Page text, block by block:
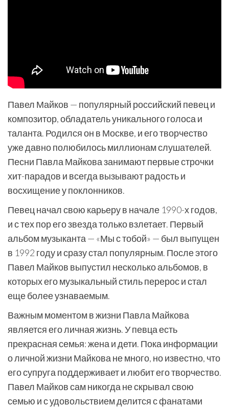
Павел Майков — популярный российский певец и
композитор, обладатель уникального голоса и
таланта. Родился он в Москве, и его творчество
уже давно полюбилось миллионам слушателей.
Песни Павла Майкова занимают первые строчки
хит-парадов и всегда вызывают радость и
восхищение у поклонников.
Певец начал свою карьеру в начале 1990-х годов,
и с тех пор его звезда только взлетает. Первый
альбом музыканта — «Мы с тобой» — был выпущен
в 1992 году и сразу стал популярным. После этого
Павел Майков выпустил несколько альбомов, в
которых его музыкальный стиль перерос и стал
еще более узнаваемым.
Важным моментом в жизни Павла Майкова
является его личная жизнь. У певца есть
прекрасная семья: жена и дети. Пока информации
о личной жизни Майкова не много, но известно, что
его супруга поддерживает и любит его творчество.
Павел Майков сам никогда не скрывал свою
семью и с удовольствием делится с фанатами